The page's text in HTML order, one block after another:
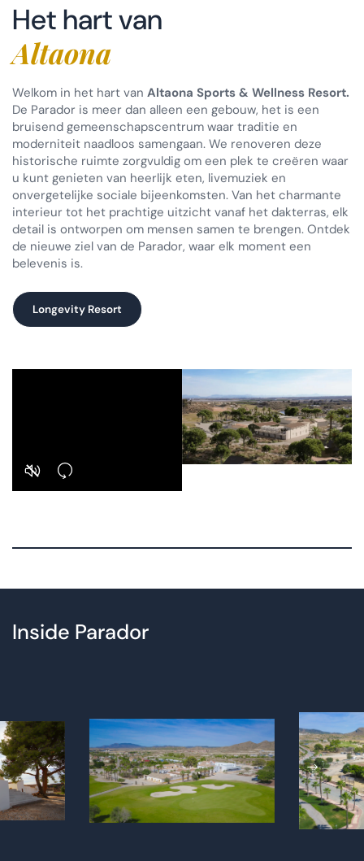
Het hart van
Altaona
Welkom in het hart van Altaona Sports & Wellness Resort.
De Parador is meer dan alleen een gebouw, het is een
bruisend gemeenschapscentrum waar traditie en
moderniteit naadloos samengaan. We renoveren deze
historische ruimte zorgvuldig om een plek te creëren waar
u kunt genieten van heerlijk eten, livemuziek en
onvergetelijke sociale bijeenkomsten. Van het charmante
interieur tot het prachtige uitzicht vanaf het dakterras, elk
detail is ontworpen om mensen samen te brengen. Ontdek
de nieuwe ziel van de Parador, waar elk moment een
belevenis is.
Longevity Resort
Inside Parador